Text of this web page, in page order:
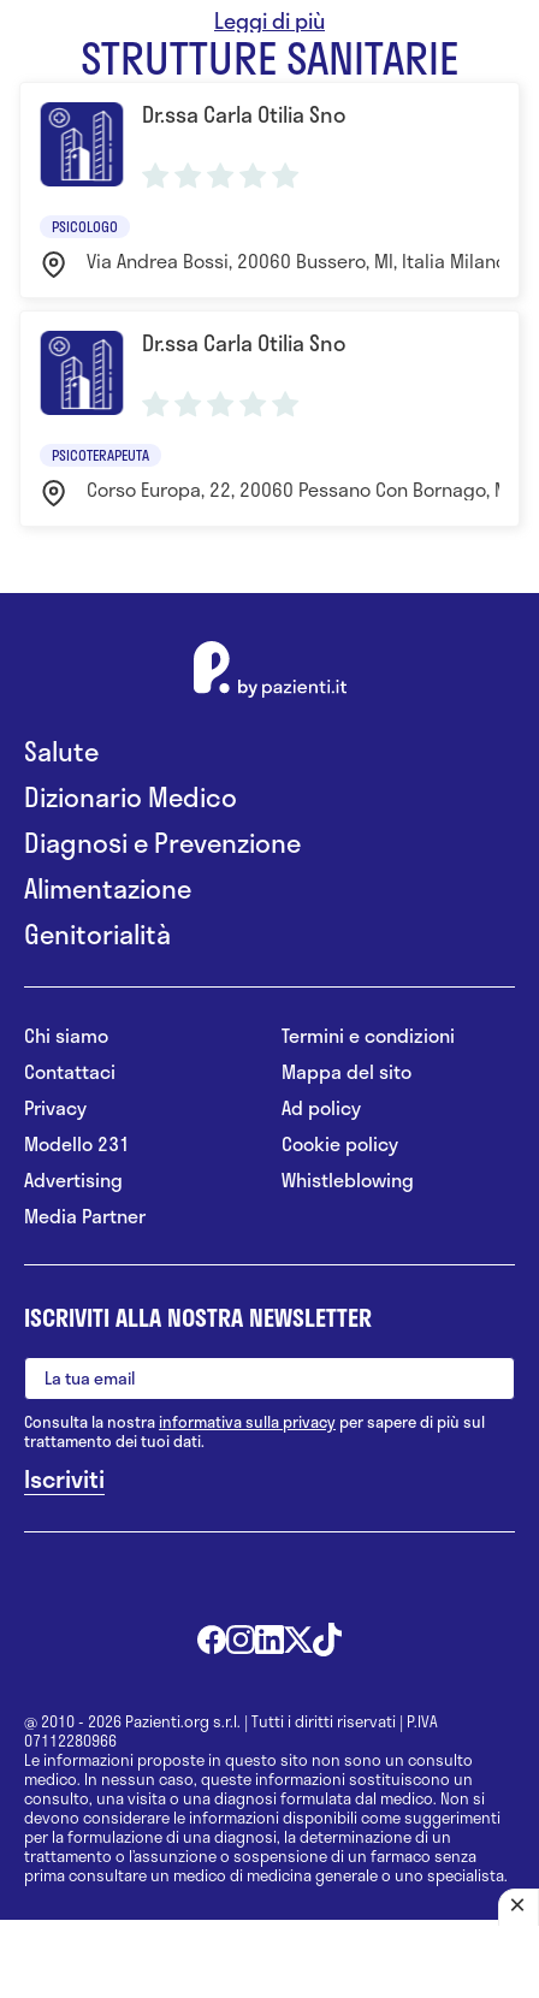
e delle Cure Palliative collaborando dal 2007 al
2014 con l’Azienda Ospedaliera Circolo di
Melegnano, presso l’Ospedale Serbelloni a
Gorgonzola e nel suo percorso formativo ha
frequentato corsi di specializzazione presso
strutture qualificate
- ha completato il Master di 1° livello nelle Cure
Palliative e Terapia del dolore presso la Facoltà di
Medicina e Chirurgia - Centro Universitario di
2013 “Cure Palliative al termine della vita e Terapia
del dolore” - Università degli Studi di Milano
- attualmente collabora come libera professionista
come Psicoterapeuta.
Riceve anche presso Studio Privato e Consulenze
STRUTTURE SANITARIE
Dr.ssa Carla Otilia Sno
PSICOLOGO
Via Andrea Bossi, 20060 Bussero, MI, Italia Milano
Dr.ssa Carla Otilia Sno
PSICOTERAPEUTA
Corso Europa, 22, 20060 Pessano Con Bornago, MI,
Salute
Dizionario Medico
Diagnosi e Prevenzione
Alimentazione
Genitorialità
Chi siamo
Contattaci
Privacy
Modello 231
Advertising
Media Partner
Termini e condizioni
Mappa del sito
Ad policy
Cookie policy
Whistleblowing
ISCRIVITI ALLA NOSTRA NEWSLETTER
Consulta la nostrainformativa sulla privacy per sapere di più sul
trattamento dei tuoi dati.
@ 2010 - 2026 Pazienti.org s.r.l. | Tutti i diritti riservati | P.IVA
07112280966
Le informazioni proposte in questo sito non sono un consulto
medico. In nessun caso, queste informazioni sostituiscono un
consulto, una visita o una diagnosi formulata dal medico. Non si
devono considerare le informazioni disponibili come suggerimenti
per la formulazione di una diagnosi, la determinazione di un
trattamento o l’assunzione o sospensione di un farmaco senza
prima consultare un medico di medicina generale o uno specialista.